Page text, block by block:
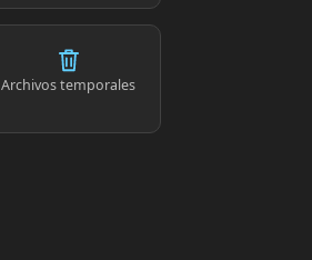
Archivos temporales